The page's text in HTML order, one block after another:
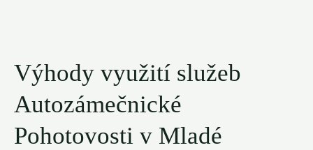
Výhody využití služeb
Autozámečnické
Pohotovosti v Mladé